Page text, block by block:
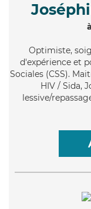
Optimiste,
d'expérience et
Sociales (CSS).
HIV / Sida,
lessive/